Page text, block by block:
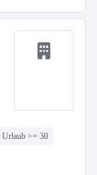
Urlaub >= 30